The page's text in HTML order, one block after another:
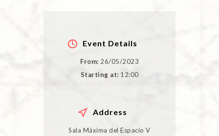
Event Details
From: 26/05/2023
Starting at: 12:00
Address
Sala Máxima del Espacio V